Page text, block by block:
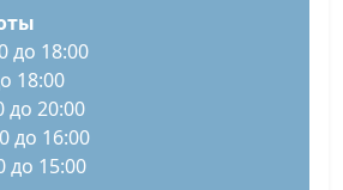
до 18:00
18:00
до 20:00
до 16:00
до 15:00